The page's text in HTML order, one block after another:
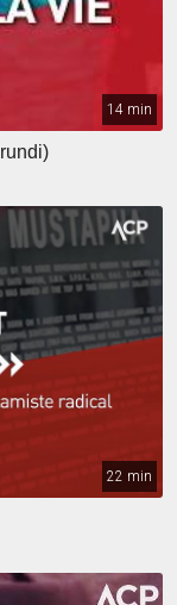
14 min
22 min